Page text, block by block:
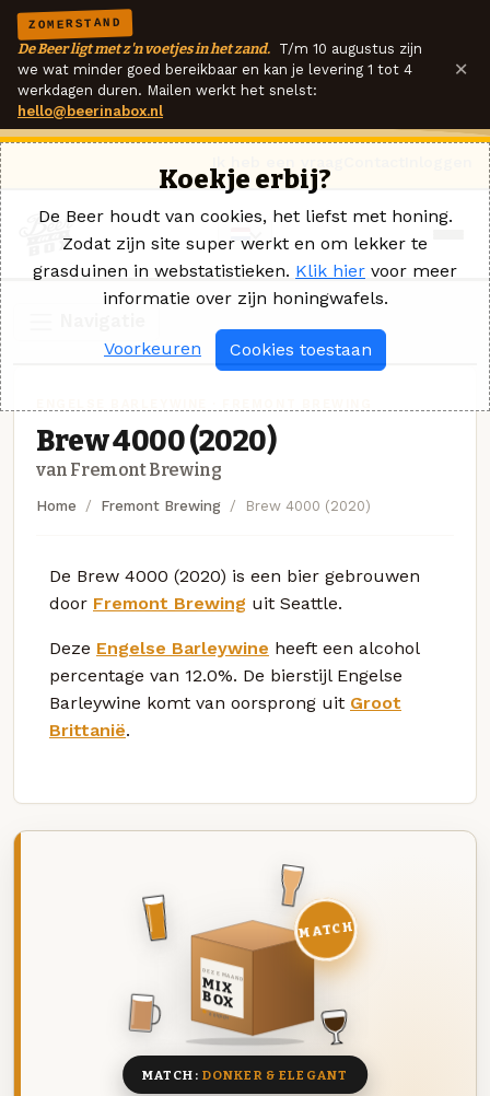
ZOMERSTAND
De Beer ligt met z'n voetjes in het zand. T/m 10 augustus zijn
we wat minder goed bereikbaar en kan je levering 1 tot 4
werkdagen duren. Mailen werkt het snelst:
hello@beerinabox.nl
×
Brew 4000 (2020)
van Fremont Brewing
Home Fremont Brewing Brew 4000 (2020)
De Brew 4000 (2020) is een bier gebrouwen
door Fremont Brewing uit Seattle.
Deze Engelse Barleywine heeft een alcohol
percentage van 12.0%. De bierstijl Engelse
Barleywine komt van oorsprong uit Groot
Brittanië.
DEZE MAAND
MIX
BOX
8 BIEREN
MATCH
MATCH: DONKER & ELEGANT
Koekje erbij?
De Beer houdt van cookies, het liefst met honing.
Zodat zijn site super werkt en om lekker te
grasduinen in webstatistieken. Klik hier voor meer
informatie over zijn honingwafels.
Voorkeuren Cookies toestaan